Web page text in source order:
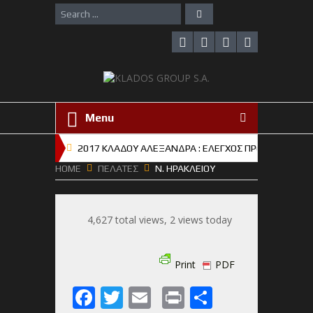
Menu
2017 ΚΛΑΔΟΥ ΑΛΕΞΑΝΔΡΑ : ΕΛΕΓΧΟΣ ΠΡΟΟΔΟΥ Γ ‘
18/07/2012 ΚΩΣΤΑΣ ΚΛΑΔΟΣ : Ο ΚΩΣΤΑΣ ΚΛΑΔΟΣ
2017 ΚΛΑΔΟΥ ΑΛΕΞΑΝΔΡΑ : ΕΛΕΓΧΟΣ ΠΡΟΟΔΟΥ Γ ‘
2015 ΚΛΑΔΟΥ ΑΛΕΞΑΝΔΡΑ : ΕΛΕΓΧΟΣ ΠΡΟΟΔΟΥ Α ‘
20/12/2013 ΜΑΡΙΑ ΚΛΑΔΟΥ : ΚΑΛΕΣ ΓΙΟΡΤΕΣ ΚΑΙ
HOME ΠΕΛΑΤΕΣ Ν. ΗΡΑΚΛΕΙΟΥ
4,627 total views, 2 views today
Print PDF
Facebook
Twitter
Email
Print